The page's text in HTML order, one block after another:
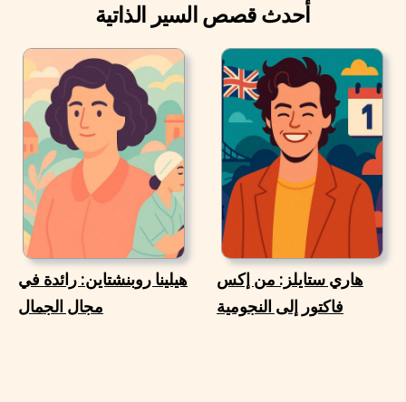
أحدث قصص السير الذاتية
هيلينا روبنشتاين: رائدة في
مجال الجمال
هاري ستايلز: من إكس
فاكتور إلى النجومية